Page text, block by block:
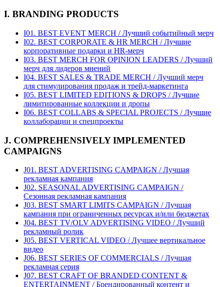
I. BRANDING PRODUCTS
I01. BEST EVENT MERCH / Лучший событийный мерч
I02. BEST CORPORATE & HR MERCH / Лучшие
корпоративные подарки и HR-мерч
I03. BEST MERCH FOR OPINION LEADERS / Лучший
мерч для лидеров мнений
I04. BEST SALES & TRADE MERCH / Лучший мерч
для стимулирования продаж и трейд-маркетинга
I05. BEST LIMITED EDITIONS & DROPS / Лучшие
лимитированные коллекции и дропы
I06. BEST COLLABS & SPECIAL PROJECTS / Лучшие
коллаборации и спецпроекты
J. COMPREHENSIVELY IMPLEMENTED
CAMPAIGNS
J01. BEST ADVERTISING CAMPAIGN / Лучшая
рекламная кампания
J02. SEASONAL ADVERTISING CAMPAIGN /
Сезонная рекламная кампания
J03. BEST SMART LIMITS CAMPAIGN / Лучшая
кампания при ограниченных ресурсах и/или бюджетах
J04. BEST TV/OLV ADVERTISING VIDEO / Лучший
рекламный ролик
J05. BEST VERTICAL VIDEO / Лучшее вертикальное
видео
J06. BEST SERIES OF COMMERCIALS / Лучшая
рекламная серия
J07. BEST CRAFT OF BRANDED CONTENT &
ENTERTAINMENT / Брендированный контент и